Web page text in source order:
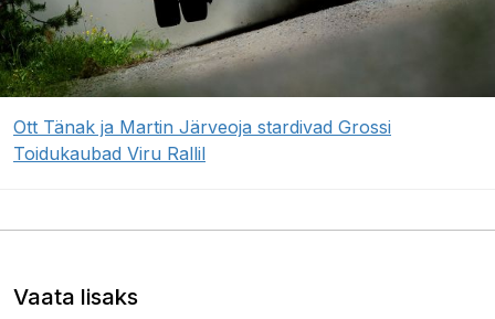
Ott Tänak ja Martin Järveoja stardivad Grossi
Toidukaubad Viru Rallil
Vaata lisaks